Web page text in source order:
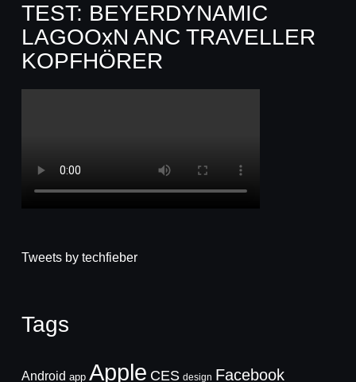
TEST: BEYERDYNAMIC
LAGOOxN ANC TRAVELLER
KOPFHÖRER
Tweets by techfieber
Tags
Android app Apple CES design Facebook